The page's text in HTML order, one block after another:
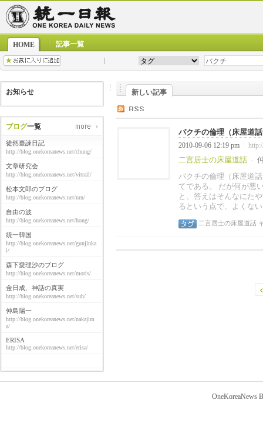
HOME 記事一覧
お知らせ
ブログ一覧
徒然臺諫日記
http://blog.onekoreanews.net/chung/
文章研究会
http://blog.onekoreanews.net/vitrail/
松本文郎のブログ
http://blog.onekoreanews.net/nrn/
自由の波
http://blog.onekoreanews.net/hong/
統一韓国
http://blog.onekoreanews.net/gunjinka
i/
森下愛理沙のブログ
http://blog.onekoreanews.net/moris/
金日成、神話の真実
http://blog.onekoreanews.net/suh/
仲島陽一
http://blog.onekoreanews.net/nakajim
a/
ERISA
http://blog.onekoreanews.net/erisa/
新しい記事
バクチの倫理（床屋道
2010-09-06 12:19 pm
二言居士の床屋道話 -
バクチの倫理（床屋道
てである。 だが何が悪
と、答えはそんなにた
るという点で、よくな
二言居士の床屋道話
OneKoreaNews